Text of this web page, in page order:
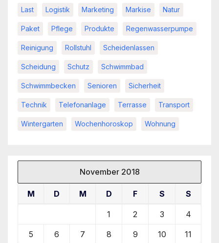
Last Logistik Marketing Markise Natur
Paket Pflege Produkte Regenwasserpumpe
Reinigung Rollstuhl Scheidenlassen
Scheidung Schutz Schwimmbad
Schwimmbecken Senioren Sicherheit
Technik Telefonanlage Terrasse Transport
Wintergarten Wochenhoroskop Wohnung
November 2018
M D M D F S S
1 2 3 4
5 6 7 8 9 10 11